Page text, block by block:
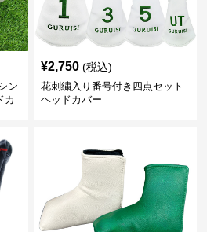
ン
カ
¥2,750 (税込)
花刺繍入り番号付き四点セット
ヘッドカバー